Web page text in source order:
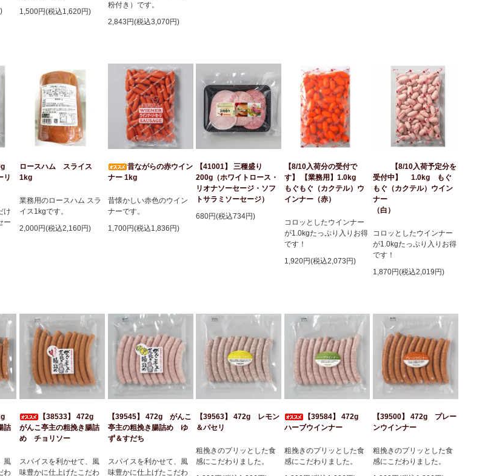
1,500円(税込1,620円)
粉付き）です。
2,843円(税込3,070円)
リ
け
ー
ロースハム スライス
1kg
業務用のロースハム スラ
イス1kgです。
2,000円(税込2,160円)
昔ながらの赤ウイン
ナー 1kg
昔懐かしい赤色のウイン
ナーです。
1,700円(税込1,836円)
【41001】 三種盛り
200g（ホワイトロース・
リオナソーセージ・ソフ
トサラミソーセージ）
680円(税込734円)
【8/10入荷分の受付で
す】 【業務用】1.0kg
もぐもぐ（カクテル）ウ
インナー（赤）
コロッとしたウインナー
が1.0kgたっぷり入りお得
です！
1,920円(税込2,073円)
【8/10入荷予定分を
受付中】 1.0kg もぐ
もぐ（カクテル）ウイン
ナー
（白）
コロッとしたウインナー
が1.0kgたっぷり入りお得
です！
1,870円(税込2,019円)
詰
風
わ
【38533】 472g
がんこ亭主の粗挽き腸詰
め チョリソー
スパイスを利かせて、風
味豊かに仕上げたこだわ
【39545】 472g がんこ
亭主の粗挽き腸詰め ゆ
ず＆すだち
スパイスを利かせて、風
味豊かに仕上げたこだわ
【39563】 472g レモン
＆パセリ
粗挽きのプリッとした食
感にこだわりました。
【39584】 472g
ハーブウインナー
粗挽きのプリッとした食
感にこだわりました。
【39500】 472g プレー
ンウインナー
粗挽きのプリッとした食
感にこだわりました。